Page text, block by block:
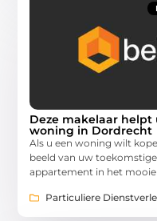
Deze makelaar
woning in Dordrecht
Als u een woning wilt
beeld van uw
appartement in het mooie
Particuliere